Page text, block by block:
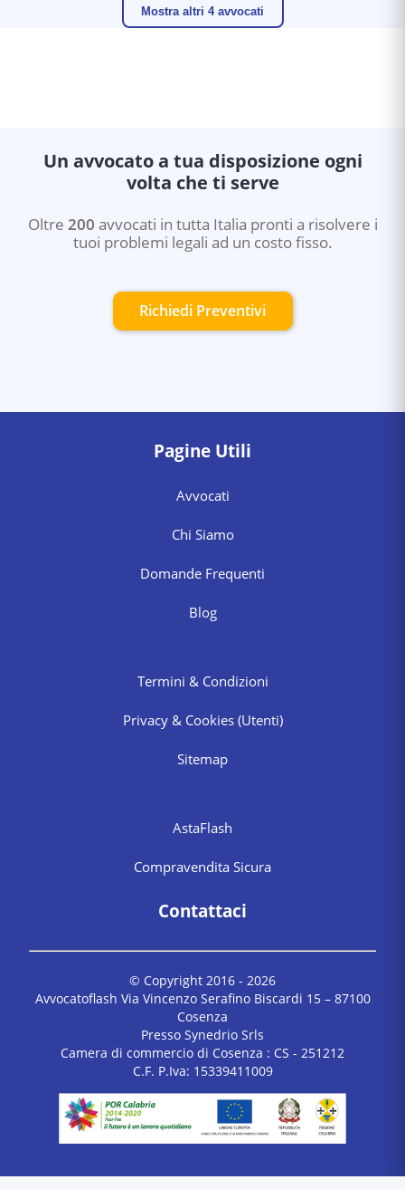
Mostra altri 4 avvocati
Un avvocato a tua disposizione ogni
volta che ti serve
Oltre 200 avvocati in tutta Italia pronti a risolvere i
tuoi problemi legali ad un costo fisso.
Richiedi Preventivi
Pagine Utili
Avvocati
Chi Siamo
Domande Frequenti
Blog
Termini & Condizioni
Privacy & Cookies (Utenti)
Sitemap
AstaFlash
Compravendita Sicura
Contattaci
© Copyright 2016 - 2026
Avvocatoflash Via Vincenzo Serafino Biscardi 15 – 87100
Cosenza
Presso Synedrio Srls
Camera di commercio di Cosenza : CS - 251212
C.F. P.Iva: 15339411009